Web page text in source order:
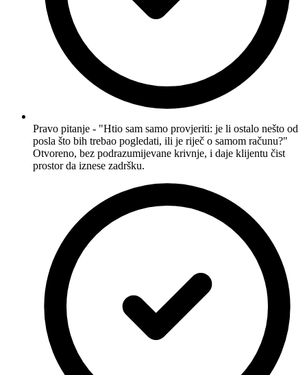
Pravo pitanje - "Htio sam samo provjeriti: je li ostalo nešto od
posla što bih trebao pogledati, ili je riječ o samom računu?"
Otvoreno, bez podrazumijevane krivnje, i daje klijentu čist
prostor da iznese zadršku.